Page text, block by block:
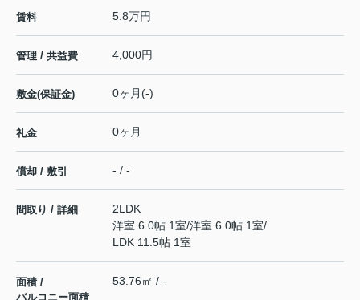
賃料 5.8万円
管理 / 共益費 4,000円
敷金(保証金) 0ヶ月(-)
礼金 0ヶ月
償却 / 敷引 - / -
間取り / 詳細
2LDK
洋室 6.0帖 1室/洋室 6.0帖 1室/
LDK 11.5帖 1室
面積 /
バルコニー面積
53.76㎡ / -